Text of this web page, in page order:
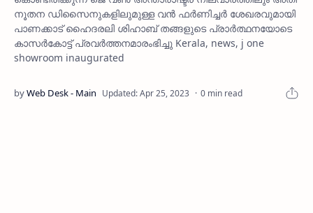
നൂതന ഡിസൈനുകളിലുമുള്ള വന്‍ ഫര്‍ണിച്ചര്‍ ശേഖരവുമായി
പാണക്കാട് ഹൈദരലി ശിഹാബ് തങ്ങളുടെ പ്രാര്‍ത്ഥനയോടെ
കാസര്‍കോട്ട് പ്രവര്‍ത്തനമാരംഭിച്ചു Kerala, news, j one
showroom inaugurated
0 min read